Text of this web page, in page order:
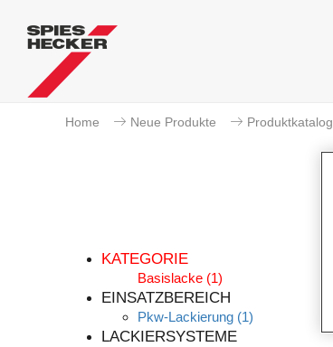
Home Neue Produkte Produktkatalog
KATEGORIE
Basislacke (1)
EINSATZBEREICH
Pkw-Lackierung (1)
LACKIERSYSTEME